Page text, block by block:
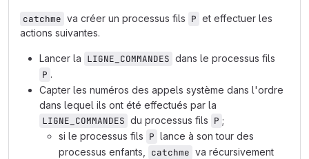
catchme va créer un processus fils P et effectuer les
actions suivantes.
Lancer la LIGNE_COMMANDES dans le processus fils
P .
Capter les numéros des appels système dans l'ordre
dans lequel ils ont été effectués par la
LIGNE_COMMANDES du processus fils P ;
si le processus fils P lance à son tour des
processus enfants,
catchme va récursivement